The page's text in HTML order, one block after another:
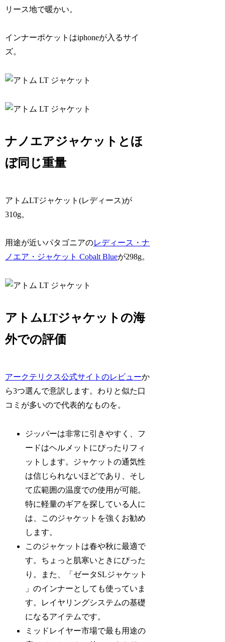
リース地で暖かい。
インナーポケットはiphoneが入るサイ
ズ。
ナノエアジャケットとほ
ぼ同じ重量
アトムLTジャケット(レディース)が
310g。
用途が近いパタゴニアのレディース・ナ
ノエア・ジャケット Cobalt Blueが298g。
アトムLTジャケットの海
外での評価
アークテリクス公式サイトのレビューか
ら3つ選んで意訳します。わりと似た口
コミが多いので代表的なものを。
ジッパーは非常に引きやすく、フ
ードはヘルメットにぴったりフィ
ットします。ジャケットの通気性
は信じられないほどであり、そし
て広範囲の温度での使用が可能。
特に軽量のギアを探している人に
は、このジャケットを強くお勧め
します。
このジャケットは春や秋に最適で
す。ちょっと肌寒いときにぴった
り。また、「ゼータSLジャケット
」のインナーとしても使っていま
す。レイヤリングシステムの基礎
になるアイテムです。
ミッドレイヤー市場で最も用途の